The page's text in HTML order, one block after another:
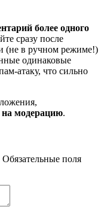
более одного
сразу после
(не в ручном режиме!)
одинаковые
атаку, что сильно
на модерацию.
Обязательные поля